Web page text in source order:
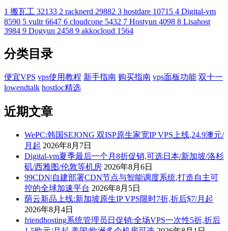
1 搬瓦工 32133 2 racknerd 29882 3 hostdare 10715 4 Digital-vm
8590 5 vultr 6647 6 cloudcone 5432 7 Hostyun 4098 8 Lisahost
3984 9 Dogyun 2458 9 akkocloud 1564
分类目录
便宜VPS vps使用教程 新手指南 购买指南 vps面板功能 双十一
lowendtalk hostloc精选
近期文章
WePC:韩国SEJONG 双ISP原生家宽IP VPS上线,24.9澳元/
月起 2026年8月7日
Digital-vm夏季最后一个月8折促销,可选日本/新加坡/洛杉
矶/西雅图/伦敦等机房 2026年8月6日
99CDN|自建部署CDN节点与智能调度系统,打造自主可
控的全球加速平台 2026年8月5日
荫云新品上线:新加坡原生IP VPS限时7折,折后$7/月起
2026年8月4日
friendhosting系统管理员日促销:全场VPS一次性5折,折后